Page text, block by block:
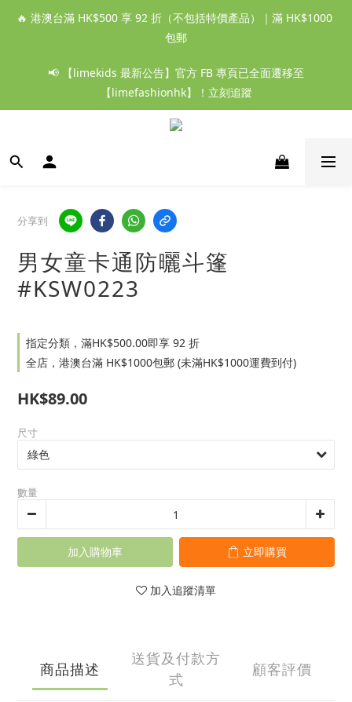
🔥 港澳台滿 HK$500 享 92 折（不包括特價產品）｜滿 HK$1000
包郵
📢 【limekids 最新公告】官方 FB 專頁已全面遷移至
【limefashionhk】！立刻追蹤
分享到
男女童卡通防曬斗篷
#KSW0223
指定分類，滿HK$500.00即享 92 折
全店，港澳台滿 HK$1000包郵 (未滿HK$1000運費到付)
HK$89.00
尺寸
數量
加入購物車 立即購買
加入追蹤清單
商品描述
送貨及付款方
式
顧客評價